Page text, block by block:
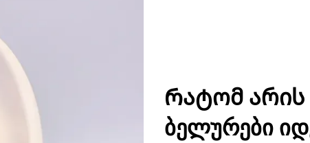
Რატომ არის
ბელურები